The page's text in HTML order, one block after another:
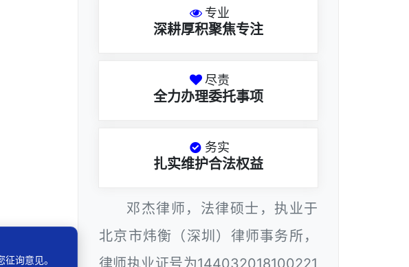
专业
深耕厚积聚焦专注
尽责
全力办理委托事项
务实
扎实维护合法权益
邓杰律师，法律硕士，执业于
北京市炜衡（深圳）律师事务所，
律师执业证号为144032018100221
询意见。